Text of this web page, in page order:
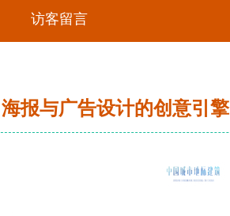
访客留言
报与广告设计的创意引擎